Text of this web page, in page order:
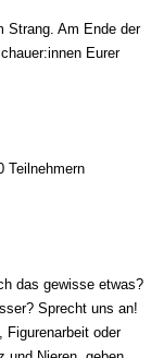
Strang. Am Ende der
Eurer
Teilnehmern
das gewisse etwas?
Sprecht uns an!
Figurenarbeit oder